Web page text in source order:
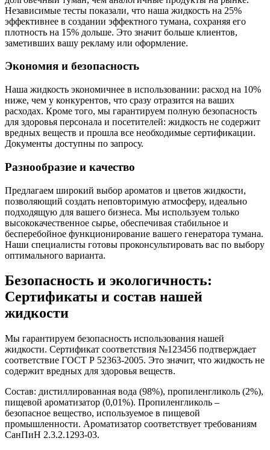
Независимые тесты показали, что наша жидкость на 25%
эффективнее в создании эффектного тумана, сохраняя его
плотность на 15% дольше. Это значит больше клиентов,
заметивших вашу рекламу или оформление.
Экономия и безопасность
Наша жидкость экономичнее в использовании: расход на 10%
ниже, чем у конкурентов, что сразу отразится на ваших
расходах. Кроме того, мы гарантируем полную безопасность
для здоровья персонала и посетителей: жидкость не содержит
вредных веществ и прошла все необходимые сертификации.
Документы доступны по запросу.
Разнообразие и качество
Предлагаем широкий выбор ароматов и цветов жидкости,
позволяющий создать неповторимую атмосферу, идеально
подходящую для вашего бизнеса. Мы используем только
высококачественное сырье, обеспечивая стабильное и
бесперебойное функционирование вашего генератора тумана.
Наши специалисты готовы проконсультировать вас по выбору
оптимального варианта.
Безопасность и экологичность:
Сертификаты и состав нашей
жидкости
Мы гарантируем безопасность использования нашей
жидкости. Сертификат соответствия №123456 подтверждает
соответствие ГОСТ Р 52363-2005. Это значит, что жидкость не
содержит вредных для здоровья веществ.
Состав: дистиллированная вода (98%), пропиленгликоль (2%),
пищевой ароматизатор (0,01%). Пропиленгликоль –
безопасное вещество, используемое в пищевой
промышленности. Ароматизатор соответствует требованиям
СанПиН 2.3.2.1293-03.